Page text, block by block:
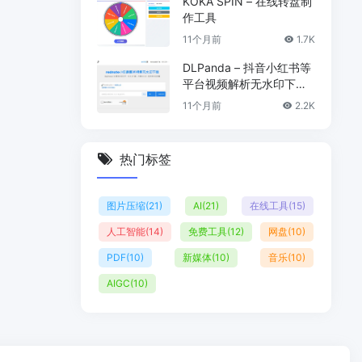
作工具
11个月前 1.7K
DLPanda – 抖音小红书等
平台视频解析无水印下载
工具
11个月前 2.2K
热门标签
图片压缩(21) AI(21) 在线工具(15)
人工智能(14) 免费工具(12) 网盘(10)
PDF(10) 新媒体(10) 音乐(10)
AIGC(10)